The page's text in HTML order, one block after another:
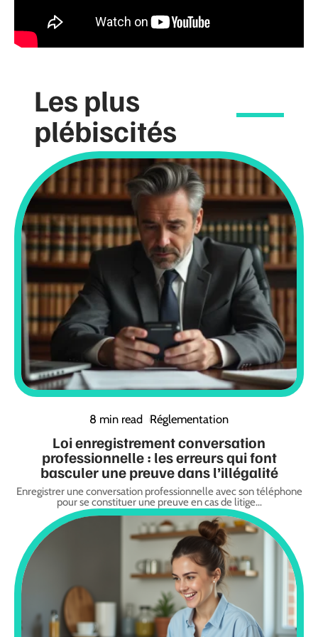
Les plus
plébiscités
8 min read Réglementation
Loi enregistrement conversation
professionnelle : les erreurs qui font
basculer une preuve dans l’illégalité
Enregistrer une conversation professionnelle avec son téléphone
pour se constituer une preuve en cas de litige…